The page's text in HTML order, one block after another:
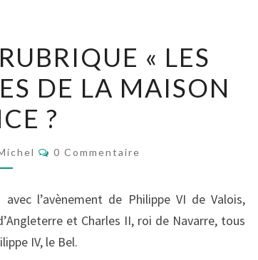
UNE
LES
« LES
DE LA MAISON
?
Commentaires
0 Commentaire
l’avènement de Philippe VI de Valois,
et Charles II, roi de Navarre, tous
IV, le Bel.